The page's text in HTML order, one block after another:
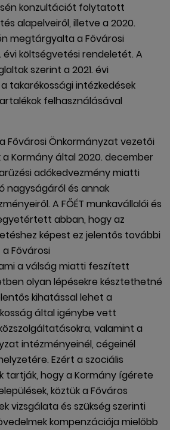
konzultációt folytatott
alapelveiről, illetve a 2020.
megtárgyalta a Fővárosi
évi költségvetési rendeletét. A
szerint a 2021. évi
takarékossági intézkedések
felhasználásával
Fővárosi Önkormányzat vezetői
Kormány által 2020. december
adókedvezmény miatti
nagyságáról és annak
A FŐÉT munkavállalói és
abban, hogy az
képest ez jelentős további
Fővárosi
a válság miatti feszített
olyan lépésekre késztethetné
kihatással lehet a
által igénybe vett
valamint a
intézményeinél, cégeinél
Ezért a szociális
tartják, hogy a Kormány ígérete
köztük a Főváros
vizsgálata és szükség szerinti
kompenzációja mielőbb